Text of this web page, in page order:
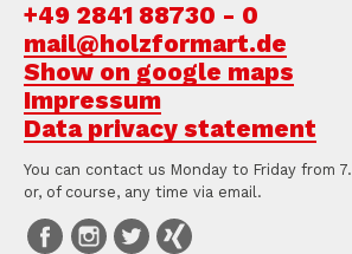
+49 2841 88730 - 0
mail@holzformart.de
Show on google maps
Impressum
Data privacy statement
You can contact us Monday to Friday from
or, of course, any time via email.